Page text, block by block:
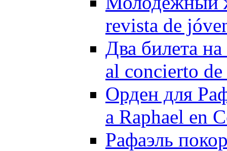
revista de
Два билета
al concierto
Орден для
a Raphael en
Рафаэль